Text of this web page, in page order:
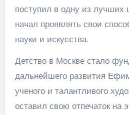
поступил в одну из лучших
начал проявлять свои
науки и искусства.
Детство в Москве стало
дальнейшего развития
ученого и талантливого
оставил свою отпечаток на